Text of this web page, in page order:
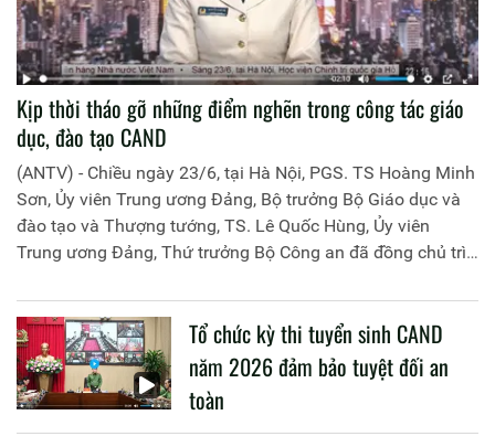
Kịp thời tháo gỡ những điểm nghẽn trong công tác giáo
dục, đào tạo CAND
(ANTV) - Chiều ngày 23/6, tại Hà Nội, PGS. TS Hoàng Minh
Sơn, Ủy viên Trung ương Đảng, Bộ trưởng Bộ Giáo dục và
đào tạo và Thượng tướng, TS. Lê Quốc Hùng, Ủy viên
Trung ương Đảng, Thứ trưởng Bộ Công an đã đồng chủ trì
liên quan đến công tác giáo dục và đào tạo của lực lượng
CAND.
Tổ chức kỳ thi tuyển sinh CAND
năm 2026 đảm bảo tuyệt đối an
toàn